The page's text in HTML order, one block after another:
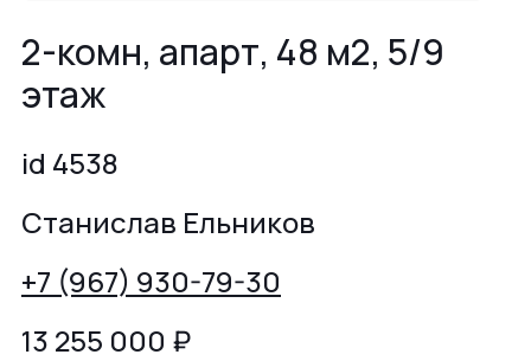
2-комн, апарт, 48 м2, 5/9
этаж
id 4538
Станислав Ельников
+7 (967) 930-79-30
13 255 000 ₽